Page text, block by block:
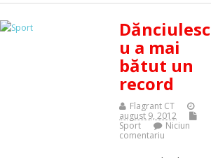
Dănciulesc
u a mai
bătut un
record
Flagrant CT
august 9, 2012
Sport
Niciun
comentariu